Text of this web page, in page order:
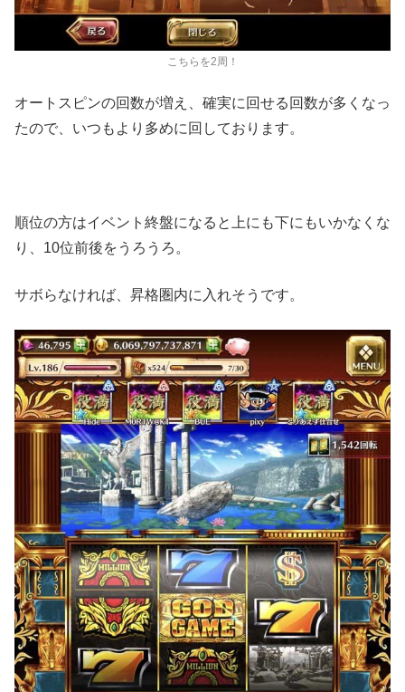
こちらを2周！
オートスピンの回数が増え、確実に回せる回数が多くなっ
たので、いつもより多めに回しております。
順位の方はイベント終盤になると上にも下にもいかなくな
り、10位前後をうろうろ。
サボらなければ、昇格圏内に入れそうです。